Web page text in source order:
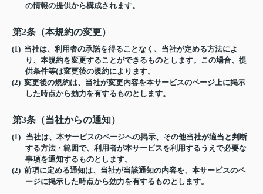
の情報の提供から構成されます。
第2条（本規約の変更）
(1) 当社は、利用者の承諾を得ることなく、当社が定める方法によ
り、本規約を変更することができるものとします。この場合、提
供条件等は変更後の規約によります。
(2) 変更後の規約は、当社が変更内容を本サービスのページ上に掲示
した時点から効力を有するものとします。
第3条（当社からの通知）
(1) 当社は、本サービスのページへの掲示、その他当社が適当と判断
する方法・範囲で、利用者が本サービスを利用するうえで必要な
事項を通知するものとします。
(2) 前項に定める通知は、当社が当該通知の内容を、本サービスのペ
ージに掲示した時点から効力を有するものとします。